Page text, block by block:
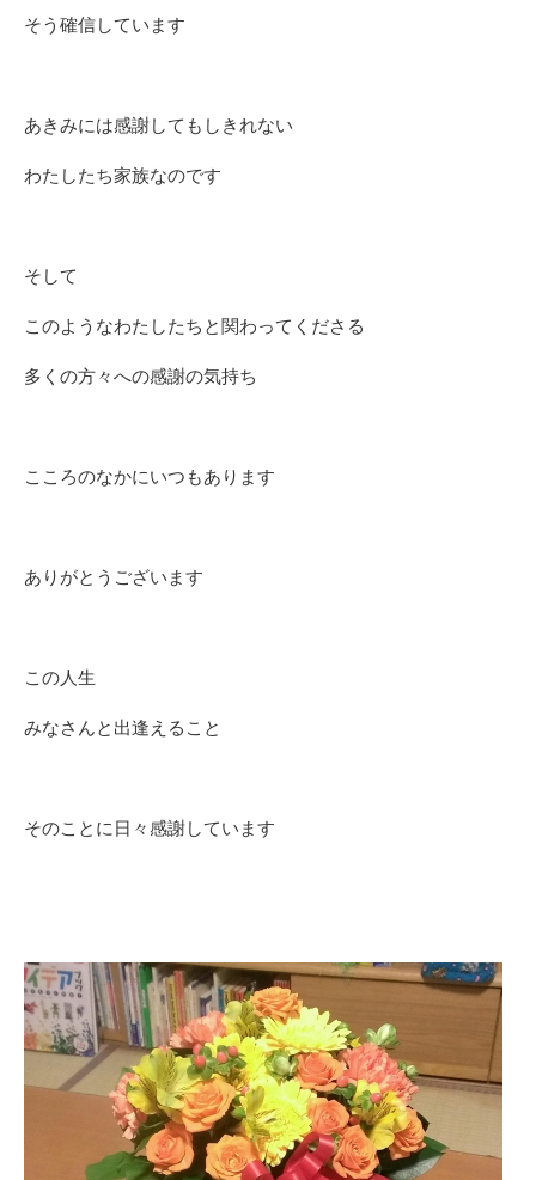
そう確信しています
あきみには感謝してもしきれない
わたしたち家族なのです
そして
このようなわたしたちと関わってくださる
多くの方々への感謝の気持ち
こころのなかにいつもあります
ありがとうございます
この人生
みなさんと出逢えること
そのことに日々感謝しています